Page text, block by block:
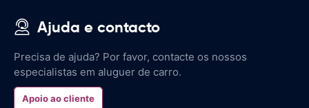
Ajuda e contacto
Precisa de ajuda? Por favor, contacte os nossos
especialistas em aluguer de carro.
Apoio ao cliente